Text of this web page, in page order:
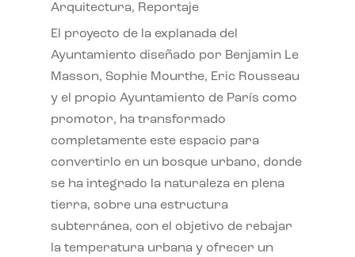
Arquitectura, Reportaje
El proyecto de la explanada del
Ayuntamiento diseñado por Benjamin Le
Masson, Sophie Mourthe, Eric Rousseau
y el propio Ayuntamiento de París como
promotor, ha transformado
completamente este espacio para
convertirlo en un bosque urbano, donde
se ha integrado la naturaleza en plena
tierra, sobre una estructura
subterránea, con el objetivo de rebajar
la temperatura urbana y ofrecer un